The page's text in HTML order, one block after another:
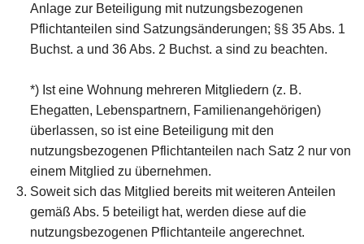
Anlage zur Beteiligung mit nutzungsbezogenen
Pflichtanteilen sind Satzungsänderungen; §§ 35 Abs. 1
Buchst. a und 36 Abs. 2 Buchst. a sind zu beachten.
*) Ist eine Wohnung mehreren Mitgliedern (z. B.
Ehegatten, Lebenspartnern, Familienangehörigen)
überlassen, so ist eine Beteiligung mit den
nutzungsbezogenen Pflichtanteilen nach Satz 2 nur von
einem Mitglied zu übernehmen.
Soweit sich das Mitglied bereits mit weiteren Anteilen
gemäß Abs. 5 beteiligt hat, werden diese auf die
nutzungsbezogenen Pflichtanteile angerechnet.